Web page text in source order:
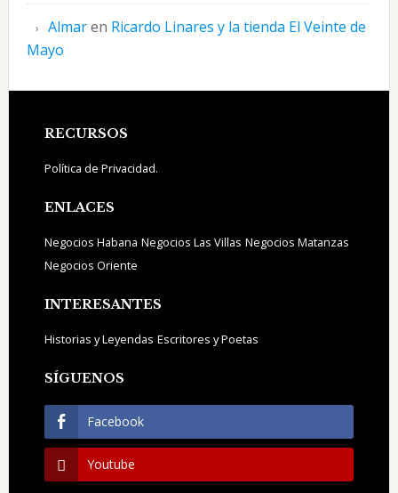
Almaren Ricardo Linares y la tienda El Veinte de
Mayo
Footer
RECURSOS
Política de Privacidad.
ENLACES
Negocios Habana Negocios Las Villas Negocios Matanzas
Negocios Oriente
INTERESANTES
Historias y Leyendas Escritores y Poetas
SÍGUENOS
Facebook
Youtube